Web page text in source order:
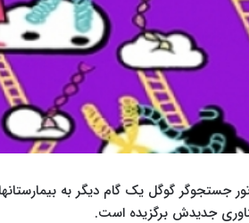
جستجوگر گوگل یک گام دیگر به